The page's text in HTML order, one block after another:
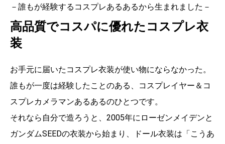
－誰もが経験するコスプレあるあるから生まれました－
高品質でコスパに優れたコスプレ衣
装
お手元に届いたコスプレ衣装が使い物にならなかった。
誰もが一度は経験したことのある、コスプレイヤー＆コ
スプレカメラマンあるあるのひとつです。
それなら自分で造ろうと、2005年にローゼンメイデンと
ガンダムSEEDの衣装から始まり、ドール衣装は「こうあ